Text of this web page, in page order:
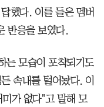
했다. 이를 들은 멤버
반응을 보였다.
는 모습이 포착되기도
속내를 털어놨다. 이
가 없다"고 말해 모